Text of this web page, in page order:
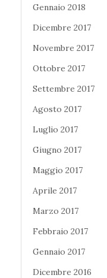
Gennaio 2018
Dicembre 2017
Novembre 2017
Ottobre 2017
Settembre 2017
Agosto 2017
Luglio 2017
Giugno 2017
Maggio 2017
Aprile 2017
Marzo 2017
Febbraio 2017
Gennaio 2017
Dicembre 2016